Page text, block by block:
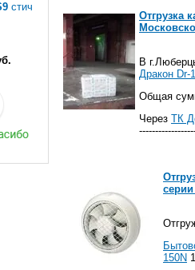
стич
Отгрузка
В
Дракон Dr-
Общая
Через ТК
серии
150N